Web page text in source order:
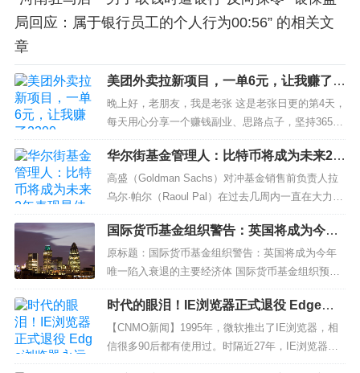
局回应：属于银行员工的个人行为00:56” 的相关文
章
美团外卖拉新项目，一单6元，让我赚了2
300
晚上好，老朋友，我是老张 这是老张日更的第4天，
每天用心分享一个赚钱副业、思路点子，坚持365天
不间断，欢迎关注，共同成长！ 今天分享的项目：
美团外卖拉新项目 操作简单，非常适合新人操
作！...
华尔街基金管理人：比特币将成为未来2年
表现最佳的资产
高盛（Goldman Sachs）对冲基金销售前负责人拉
乌尔·帕尔（Raoul Pal）在过去几周内一直在大力推
广比特币，因为他开始意识到该资产的未来。 Real
Vision首席...
国际货币基金组织警告：英国将成为今年
唯一陷入衰退的主要经济体
原标题：国际货币基金组织警告：英国将成为今年
唯一陷入衰退的主要经济体 国际货币基金组织预
测，英国经济今年将收缩0.6%，比10月份的预测还
要低0.9个百分点。 根据国际货币基金组织的数据，
英国将成为今年七国集团(G7)中唯一经历衰退的经
济体。 在世界经济...
时代的眼泪！IE浏览器正式退役 Edge浏
览器永远滴神
【CNMO新闻】1995年，微软推出了IE浏览器，相
信很多90后都有使用过。时隔近27年，IE浏览器的
寿命走到了尽头，微软此前表示“IE浏览器速度缓